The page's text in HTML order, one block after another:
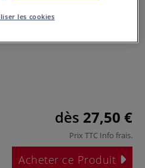
et la gouache. Le gesso liquitex
dès 27,50 €
Prix TTC Info frais.
Acheter ce Produit
les cookies